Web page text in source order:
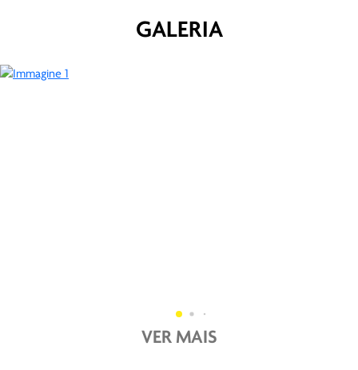
GALERIA
VER MAIS